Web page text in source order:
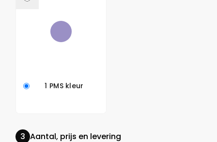
1 PMS kleur
Aantal, prijs en levering